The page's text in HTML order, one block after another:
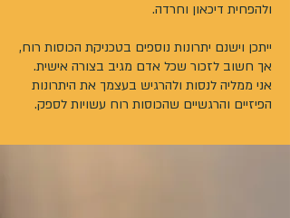
ולהפחית דיכאון וחרדה.
ייתכן וישנם יתרונות נוספים בטכניקת הכוסות רוח,
אך חשוב לזכור שכל אדם מגיב בצורה אישית.
אני ממליה לנסות ולהרגיש בעצמך את היתרונות
הפיזיים והרגשיים שהכוסות רוח עשויות לספק.